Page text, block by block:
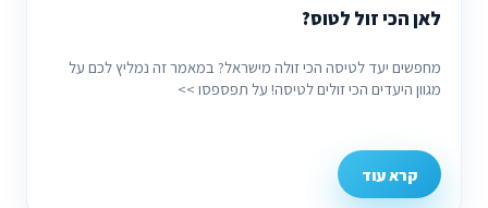
לאן הכי זול לטוס?
מחפשים יעד לטיסה הכי זולה מישראל? במאמר זה נמליץ לכם על
מגוון היעדים הכי זולים לטיסה! על תפספסו >>
קרא עוד